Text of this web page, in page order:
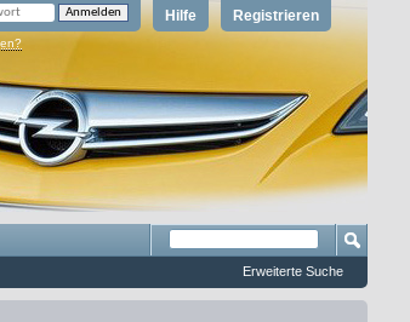
Registrieren
Hilfe
Erweiterte Suche